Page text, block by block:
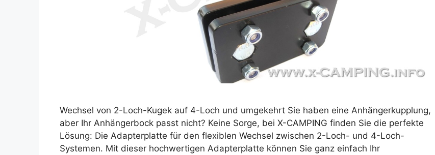
Wechsel von 2-Loch-Kugek auf 4-Loch und umgekehrt Sie haben eine Anhängerkupplung,
aber Ihr Anhängerbock passt nicht? Keine Sorge, bei X-CAMPING finden Sie die perfekte
Lösung: Die Adapterplatte für den flexiblen Wechsel zwischen 2-Loch- und 4-Loch-
Systemen. Mit dieser hochwertigen Adapterplatte können Sie ganz einfach Ihr